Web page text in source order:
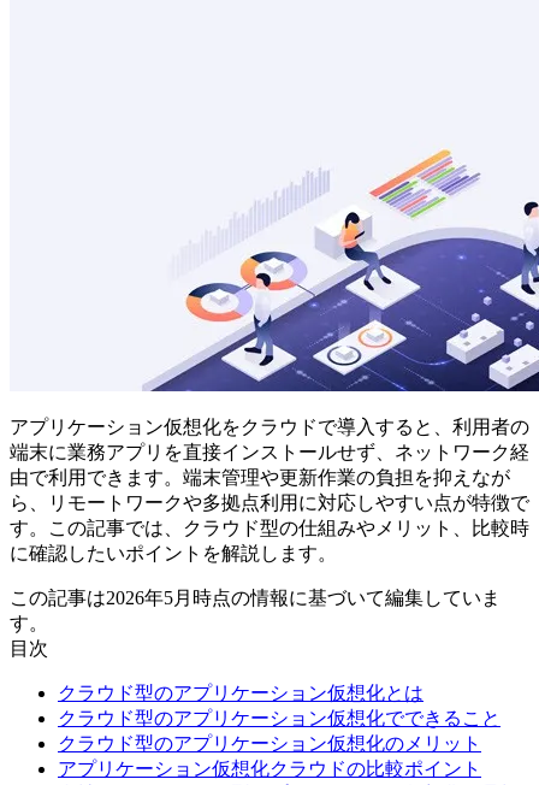
アプリケーション仮想化をクラウドで導入すると、利用者の
端末に業務アプリを直接インストールせず、ネットワーク経
由で利用できます。端末管理や更新作業の負担を抑えなが
ら、リモートワークや多拠点利用に対応しやすい点が特徴で
す。この記事では、クラウド型の仕組みやメリット、比較時
に確認したいポイントを解説します。
この記事は2026年5月時点の情報に基づいて編集していま
す。
目次
クラウド型のアプリケーション仮想化とは
クラウド型のアプリケーション仮想化でできること
クラウド型のアプリケーション仮想化のメリット
アプリケーション仮想化クラウドの比較ポイント